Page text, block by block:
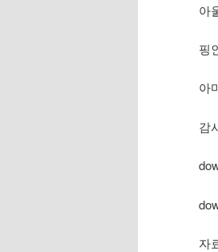
아
핑
아
감
자